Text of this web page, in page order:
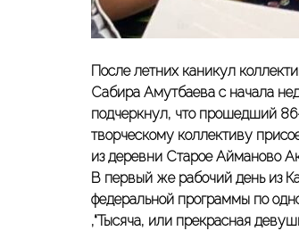
После летних каникул
Сабира Амутбаева с начала
подчеркнул, что прошедший
творческому коллективу
из деревни Старое Айманово
В первый же рабочий день из
федеральной программы по
,“Тысяча, или прекрасная